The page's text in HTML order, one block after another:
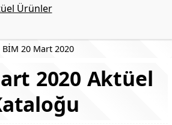
BİM 20 Mart 2020
2020 Aktüel